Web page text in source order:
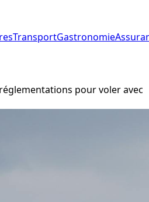
TransportGastronomie
pour voler avec